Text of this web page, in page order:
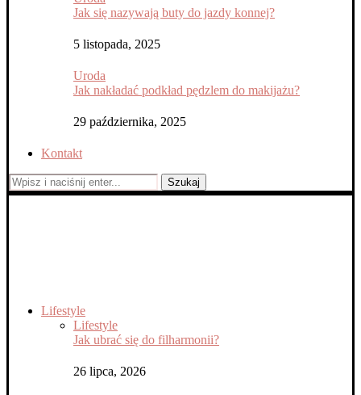
Jak się nazywają buty do jazdy konnej?
5 listopada, 2025
Uroda
Jak nakładać podkład pędzlem do makijażu?
29 października, 2025
Kontakt
Szukaj
Lifestyle
Lifestyle
Jak ubrać się do filharmonii?
26 lipca, 2026